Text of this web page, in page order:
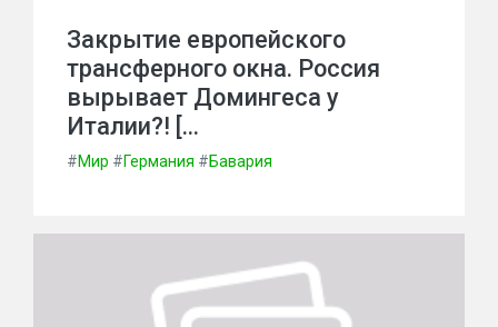
Закрытие европейского
трансферного окна. Россия
вырывает Домингеса у
Италии?! […
#Мир #Германия #Бавария